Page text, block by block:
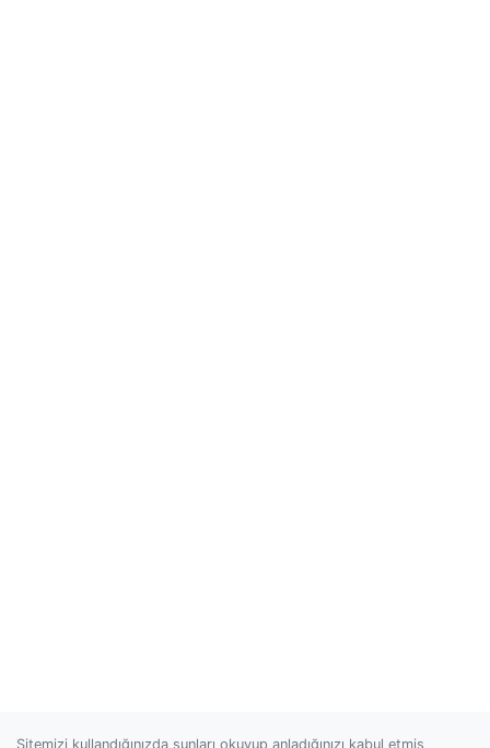
Sitemizi kullandığınızda şunları okuyup anladığınızı kabul etmiş